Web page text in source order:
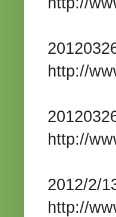
http://
http://
2012/2/
http://